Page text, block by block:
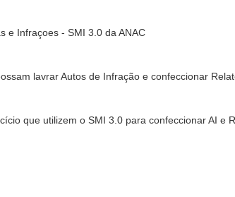
e Infraçoes - SMI 3.0 da ANAC
lavrar Autos de Infração e confeccionar
que utilizem o SMI 3.0 para confeccionar AI e